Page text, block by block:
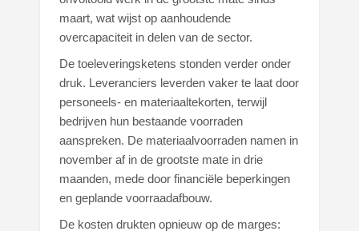
maart, wat wijst op aanhoudende
overcapaciteit in delen van de sector.
De toeleveringsketens stonden verder onder
druk. Leveranciers leverden vaker te laat door
personeels- en materiaaltekorten, terwijl
bedrijven hun bestaande voorraden
aanspreken. De materiaalvoorraden namen in
november af in de grootste mate in drie
maanden, mede door financiële beperkingen
en geplande voorraadafbouw.
De kosten drukten opnieuw op de marges: